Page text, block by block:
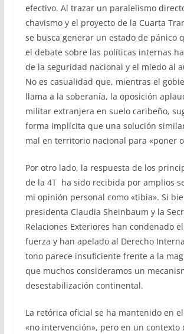
efectivo. Al trazar un paralelismo
chavismo y el proyecto de la Cuarta
se busca generar un estado de pánico
el debate sobre las políticas internas
de la seguridad nacional y el miedo al
No es casualidad que, mientras el
llama a la soberanía, la oposición
militar extranjera en suelo caribeño,
forma implícita que una solución
mal en territorio nacional para «poner
Por otro lado, la respuesta de los
de la 4T ha sido recibida por amplios
mi opinión personal como «tibia». Si
presidenta Claudia Sheinbaum y la
Relaciones Exteriores han condenado
fuerza y han apelado al Derecho
tono parece insuficiente frente a la
que muchos consideramos un
desestabilización continental.
La retórica oficial se ha mantenido en
«no intervención», pero en un contexto